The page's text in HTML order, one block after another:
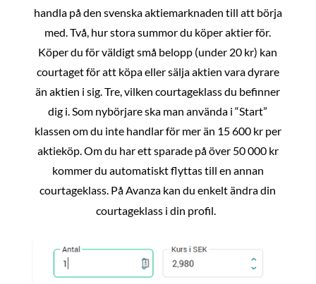
handla på den svenska aktiemarknaden till att börja
med. Två, hur stora summor du köper aktier för.
Köper du för väldigt små belopp (under 20 kr) kan
courtaget för att köpa eller sälja aktien vara dyrare
än aktien i sig. Tre, vilken courtageklass du befinner
dig i. Som nybörjare ska man använda i “Start”
klassen om du inte handlar för mer än 15 600 kr per
aktieköp. Om du har ett sparade på över 50 000 kr
kommer du automatiskt flyttas till en annan
courtageklass. På Avanza kan du enkelt ändra din
courtageklass i din profil.